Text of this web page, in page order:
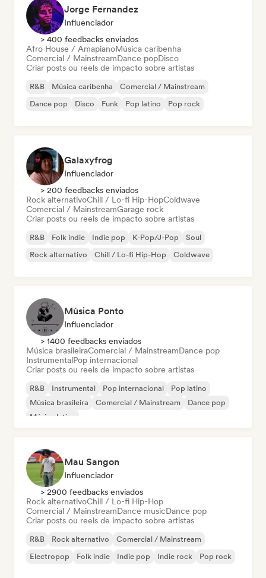
Jorge Fernandez
Influenciador
> 400 feedbacks enviados
Afro House / AmapianoMúsica caribenha
Comercial / MainstreamDance popDisco
Criar posts ou reels de impacto sobre artistas
R&B Música caribenha
Comercial / Mainstream
Dance pop
Disco Funk Pop latino Pop rock
Galaxyfrog
Influenciador
> 200 feedbacks enviados
Rock alternativoChill / Lo-fi Hip-HopColdwave
Comercial / MainstreamGarage rock
Criar posts ou reels de impacto sobre artistas
R&B Folk indie Indie pop K-Pop/J-Pop
Soul
Rock alternativo
Chill / Lo-fi Hip-Hop Coldwave
Música Ponto
Influenciador
> 1400 feedbacks enviados
Música brasileiraComercial / MainstreamDance pop
InstrumentalPop internacional
Criar posts ou reels de impacto sobre artistas
R&B Instrumental Pop internacional
Pop latino
Música brasileira
Comercial / Mainstream
Dance pop
Música latina
Mau Sangon
Influenciador
> 2900 feedbacks enviados
Rock alternativoChill / Lo-fi Hip-Hop
Comercial / MainstreamDance musicDance pop
Criar posts ou reels de impacto sobre artistas
R&B Rock alternativo
Comercial / Mainstream
Electropop
Folk indie Indie pop Indie rock Pop rock